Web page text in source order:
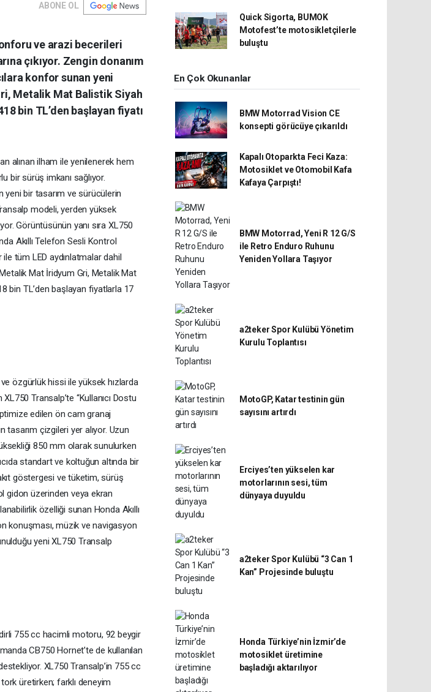
ABONE OL
ve arazi becerileri
çıkıyor. Zengin donanım
konfor sunan yeni
Metalik Mat Balistik Siyah
bin TL’den başlayan fiyatı
alınan ilham ile yenilenerek hem
bir sürüş imkanı sağlıyor.
bir tasarım ve sürücülerin
modeli, yerden yüksek
Görüntüsünün yanı sıra XL750
Akıllı Telefon Sesli Kontrol
tüm LED aydınlatmalar dahil
Mat İridyum Gri, Metalik Mat
bin TL’den başlayan fiyatlarla 17
ve özgürlük hissi ile yüksek hızlarda
Transalp’te “Kullanıcı Dostu
edilen ön cam granaj
çizgileri yer alıyor. Uzun
850 mm olarak sunulurken
standart ve koltuğun altında bir
göstergesi ve tüketim, sürüş
gidon üzerinden veya ekran
özelliği sunan Honda Akıllı
konuşması, müzik ve navigasyon
yeni XL750 Transalp
755 cc hacimli motoru, 92 beygir
CB750 Hornet’te de kullanılan
XL750 Transalp’in 755 cc
üretirken; farklı deneyim
Quick Sigorta, BUMOK
Motofest’te motosikletçilerle
buluştu
En Çok Okunanlar
BMW Motorrad Vision CE
konsepti görücüye çıkarıldı
Kapalı Otoparkta Feci Kaza:
Motosiklet ve Otomobil Kafa
Kafaya Çarpıştı!
BMW Motorrad, Yeni R 12 G/S
ile Retro Enduro Ruhunu
Yeniden Yollara Taşıyor
a2teker Spor Kulübü Yönetim
Kurulu Toplantısı
MotoGP, Katar testinin gün
sayısını artırdı
Erciyes’ten yükselen kar
motorlarının sesi, tüm
dünyaya duyuldu
a2teker Spor Kulübü “3 Can 1
Kan” Projesinde buluştu
Honda Türkiye’nin İzmir’de
motosiklet üretimine
başladığı aktarılıyor